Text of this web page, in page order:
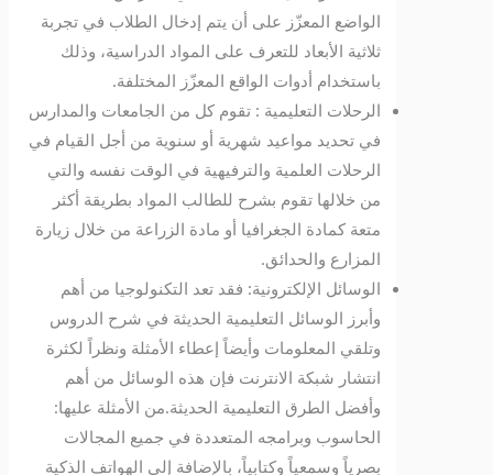
الواضع المعزّز على أن يتم إدخال الطلاب في تجربة
ثلاثية الأبعاد للتعرف على المواد الدراسية، وذلك
باستخدام أدوات الواقع المعزّز المختلفة.
الرحلات التعليمية : تقوم كل من الجامعات والمدارس
في تحديد مواعيد شهرية أو سنوية من أجل القيام في
الرحلات العلمية والترفيهية في الوقت نفسه والتي
من خلالها تقوم بشرح للطالب المواد بطريقة أكثر
متعة كمادة الجغرافيا أو مادة الزراعة من خلال زيارة
المزارع والحدائق.
الوسائل الإلكترونية: فقد تعد التكنولوجيا من أهم
وأبرز الوسائل التعليمية الحديثة في شرح الدروس
وتلقي المعلومات وأيضاً إعطاء الأمثلة ونظراً لكثرة
انتشار شبكة الانترنت فإن هذه الوسائل من أهم
وأفضل الطرق التعليمية الحديثة.من الأمثلة عليها:
الحاسوب وبرامجه المتعددة في جميع المجالات
بصرياً وسمعياً وكتابياً، بالإضافة إلى الهواتف الذكية